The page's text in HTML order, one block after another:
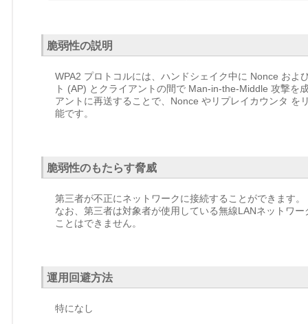
脆弱性の説明
WPA2 プロトコルには、ハンドシェイク中に Nonce お
ト (AP) とクライアントの間で Man-in-the-Middle 攻撃を
アントに再送することで、Nonce やリプレイカウンタ
能です。
脆弱性のもたらす脅威
第三者が不正にネットワークに接続することができます。
なお、第三者は対象者が使用している無線LANネットワ
ことはできません。
運用回避方法
特になし